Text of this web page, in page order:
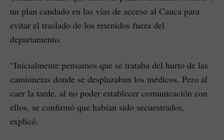
un plan candado en las vías de acceso al Cauca para
evitar el traslado de los retenidos fuera del
departamento.
“Inicialmente pensamos que se trataba del hurto de las
camionetas donde se desplazaban los médicos. Pero al
caer la tarde, al no poder establecer comunicación con
ellos, se confirmó que habían sido secuestrados,
explicó.